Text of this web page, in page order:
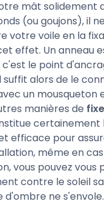
mât solidement
(ou goujons), il
votre voile en la
effet. Un anneau
c'est le point
suffit alors de le
un mousqueton
manières de
certainement
efficace pour
même en
vous pouvez vous
contre le soleil
d'ombre ne s'envole.